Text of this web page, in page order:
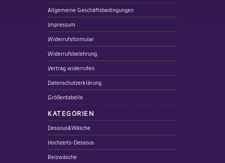
Allgemeine Geschäftsbedingungen
Impressum
Widerrufsformular
Widerrufsbelehrung
Vertrag widerrufen
Datenschutzerklärung
Größentabelle
KATEGORIEN
Dessous&Wäsche
Hochzeits-Dessous
Reizwäsche